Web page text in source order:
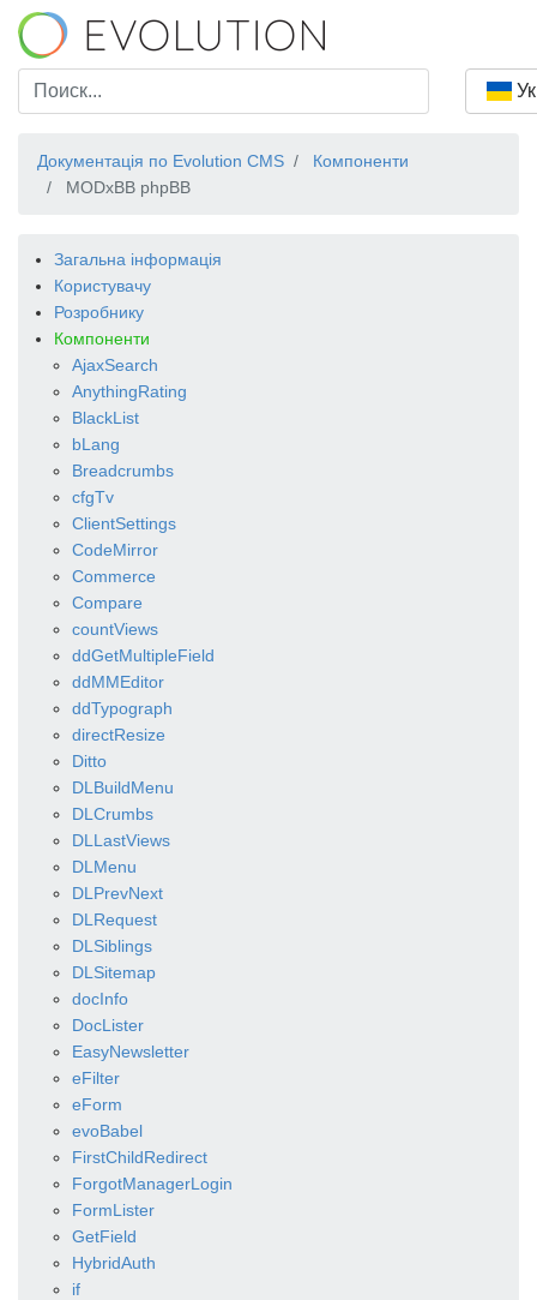
Документація по Evolution CMS
Компоненти
MODxBB phpBB
Загальна інформація
Користувачу
Розробнику
Компоненти
AjaxSearch
AnythingRating
BlackList
bLang
Breadcrumbs
cfgTv
ClientSettings
CodeMirror
Commerce
Compare
countViews
ddGetMultipleField
ddMMEditor
ddTypograph
directResize
Ditto
DLBuildMenu
DLCrumbs
DLLastViews
DLMenu
DLPrevNext
DLRequest
DLSiblings
DLSitemap
docInfo
DocLister
EasyNewsletter
eFilter
eForm
evoBabel
FirstChildRedirect
ForgotManagerLogin
FormLister
GetField
HybridAuth
if